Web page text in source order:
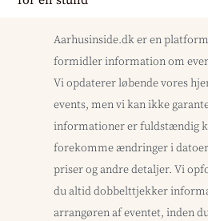
Aarhusinside.dk er en
formidler information om
Vi opdaterer løbende vores
events, men vi kan ikke
informationer er fuldstændig
forekomme ændringer i
priser og andre detaljer. Vi
du altid dobbelttjekker
arrangøren af eventet, inden